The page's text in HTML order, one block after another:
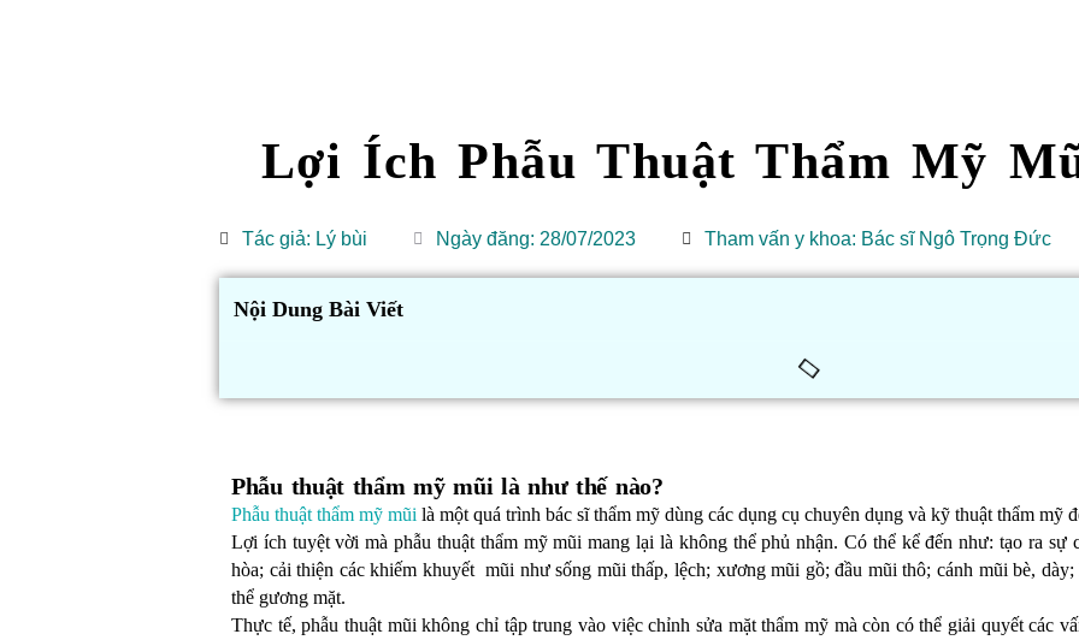
Lợi Ích Phẫu Thuật Thẩm Mỹ
Tác giả: Lý bùi Ngày đăng: 28/07/2023 Tham vấn y khoa: Bác sĩ Ngô Trọng Đức
Nội Dung Bài Viết
Phẫu thuật thẩm mỹ mũi là như thế nào?
Phẫu thuật thẩm mỹ mũi là một quá trình bác sĩ thẩm mỹ dùng các dụng cụ chuyên dụng và kỹ thuật thẩm mỹ
Lợi ích tuyệt vời mà phẫu thuật thẩm mỹ mũi mang lại là không thể phủ nhận. Có thể kể đến như: tạo ra sự
hòa; cải thiện các khiếm khuyết mũi như sống mũi thấp, lệch; xương mũi gồ; đầu mũi thô; cánh mũi bè,
thể gương mặt.
Thực tế, phẫu thuật mũi không chỉ tập trung vào việc chỉnh sửa mặt thẩm mỹ mà còn có thể giải quyết các